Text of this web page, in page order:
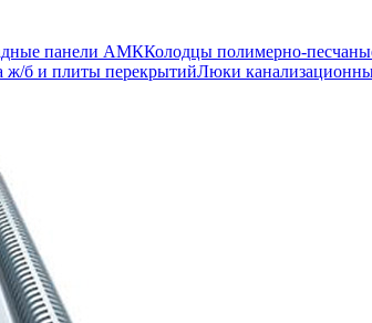
панели АМККолодцы полимерно-
ж/б и плиты перекрытийЛюки